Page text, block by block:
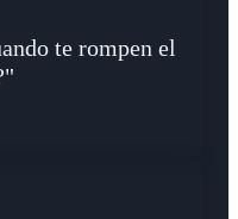
te rompen el